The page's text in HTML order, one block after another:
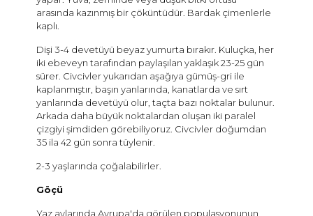
arasında kazınmış bir çöküntüdür. Bardak çimenlerle
kaplı.
Dişi 3-4 devetüyü beyaz yumurta bırakır. Kuluçka, her
iki ebeveyn tarafından paylaşılan yaklaşık 23-25 ​​​​gün
sürer. Civcivler yukarıdan aşağıya gümüş-gri ile
kaplanmıştır, başın yanlarında, kanatlarda ve sırt
yanlarında devetüyü olur, taçta bazı noktalar bulunur.
Arkada daha büyük noktalardan oluşan iki paralel
çizgiyi şimdiden görebiliyoruz. Civcivler doğumdan
35 ila 42 gün sonra tüylenir.
2-3 yaşlarında çoğalabilirler.
Göçü
Yaz aylarında Avrupa'da görülen populasyonunun